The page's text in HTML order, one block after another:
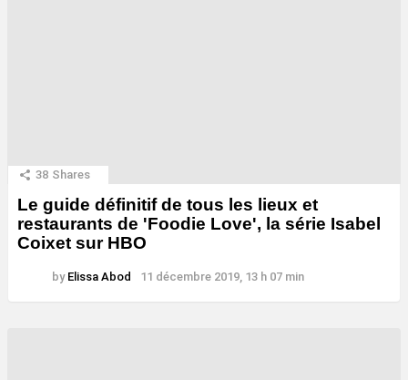
38 Shares
Le guide définitif de tous les lieux et
restaurants de 'Foodie Love', la série Isabel
Coixet sur HBO
by Elissa Abod 11 décembre 2019, 13 h 07 min